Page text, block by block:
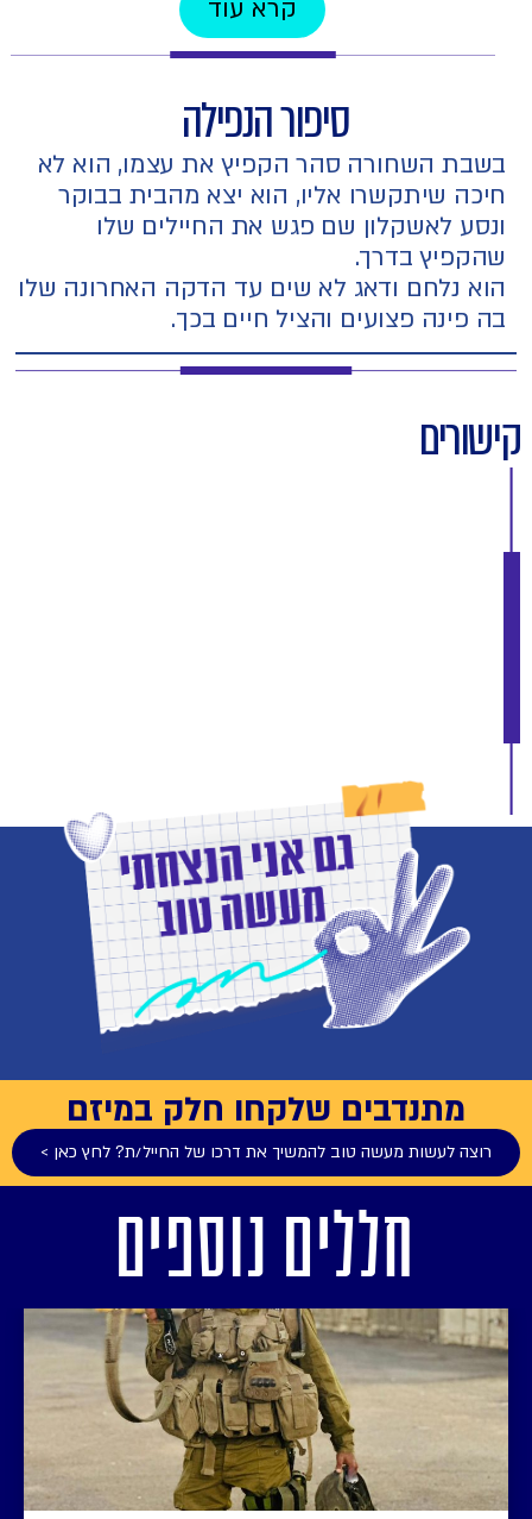
קרא עוד
סיפור הנפילה
בשבת השחורה סהר הקפיץ את עצמו, הוא לא
חיכה שיתקשרו אליו, הוא יצא מהבית בבוקר
ונסע לאשקלון שם פגש את החיילים שלו
שהקפיץ בדרך.
הוא נלחם ודאג לא שים עד הדקה האחרונה שלו
בה פינה פצועים והציל חיים בכך.
קישורים
מתנדבים שלקחו חלק במיזם
רוצה לעשות מעשה טוב להמשיך את דרכו של החייל/ת? לחץ כאן >
חללים נוספים